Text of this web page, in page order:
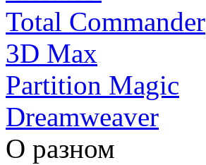
Total Commander
3D Max
Partition Magic
Dreamweaver
О разном